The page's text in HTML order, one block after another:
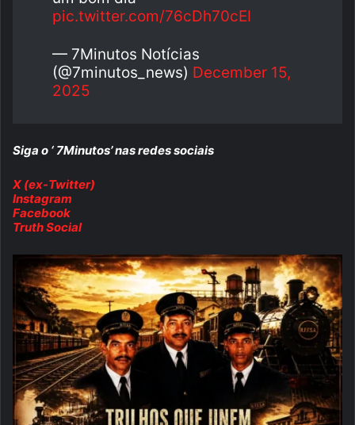
pic.twitter.com/76cDh70cEI
— 7Minutos Notícias
(@7minutos_news) December 15,
2025
Siga o ‘ 7Minutos’ nas redes sociais
X (ex-Twitter)
Instagram
Facebook
Truth Social